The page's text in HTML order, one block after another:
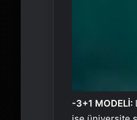
-3+1 MODELİ: